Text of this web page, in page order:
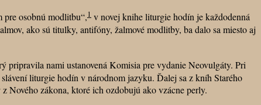
osobnú modlitbu“,1 v novej knihe liturgie hodín je každodenná
ako sú titulky, antifóny, žalmové modlitby, ba dalo sa miesto aj
nami ustanovená Komisia pre vydanie Neovulgáty. Pri
liturgie hodín v národnom jazyku. Ďalej sa z kníh Starého
Nového zákona, ktoré ich ozdobujú ako vzácne perly.